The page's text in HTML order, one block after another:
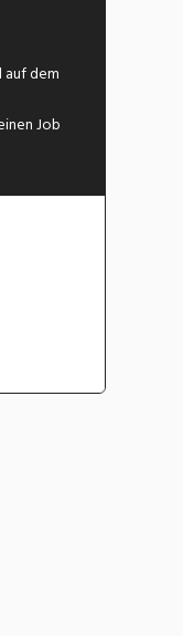
dem
Job